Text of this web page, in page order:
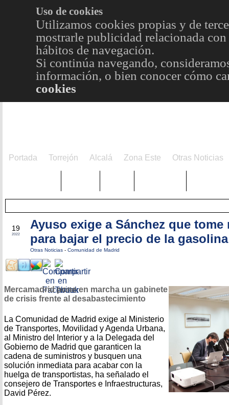
Uso de cookies
Utilizamos cookies propias y de
mostrarle publicidad relacionada
hábitos de navegación.
Si continúa navegando,
información, o bien conocer cómo
cookies
Portada Torrejón Alcalá Zona Este Otras Noticias
19
2022
Ayuso exige a Sánchez que tome
para bajar el precio de la gasolina
Otras Noticias - Comunidad de Madrid
Mercamadrid pone en marcha un gabinete
de crisis frente al desabastecimiento
La Comunidad de Madrid exige al Ministerio
de Transportes, Movilidad y Agenda Urbana,
al Ministro del Interior y a la Delegada del
Gobierno de Madrid que garanticen la
cadena de suministros y busquen una
solución inmediata para acabar con la
huelga de transportistas, ha señalado el
consejero de Transportes e Infraestructuras,
David Pérez.